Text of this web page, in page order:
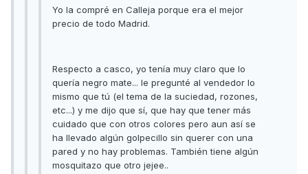
Yo la compré en Calleja porque era el mejor
precio de todo Madrid.
Respecto a casco, yo tenía muy claro que lo
quería negro mate... le pregunté al vendedor lo
mismo que tú (el tema de la suciedad, rozones,
etc...) y me dijo que sí, que hay que tener más
cuidado que con otros colores pero aun así se
ha llevado algún golpecillo sin querer con una
pared y no hay problemas. También tiene algún
mosquitazo que otro jejee..